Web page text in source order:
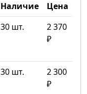
Наличие
Цена
30 шт.
2 370
₽
30 шт.
2 300
₽